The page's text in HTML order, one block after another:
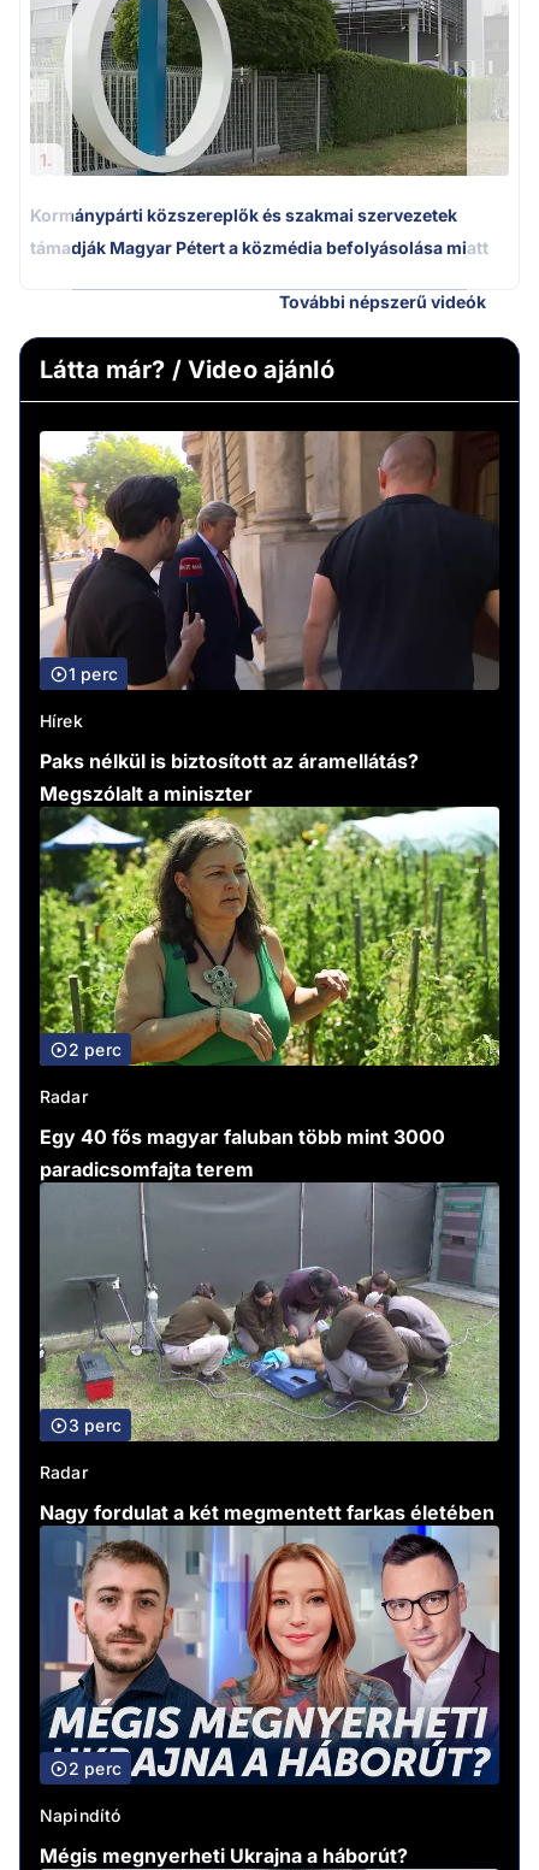
1.
Kormánypárti közszereplők és szakmai szervezetek
támadják Magyar Pétert a közmédia befolyásolása miatt
További népszerű videók
Látta már? / Video ajánló
1 perc
Hírek
Paks nélkül is biztosított az áramellátás?
Megszólalt a miniszter
2 perc
Radar
Egy 40 fős magyar faluban több mint 3000
paradicsomfajta terem
3 perc
Radar
Nagy fordulat a két megmentett farkas életében
2 perc
Napindító
Mégis megnyerheti Ukrajna a háborút?